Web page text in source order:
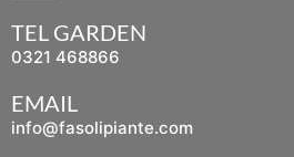
TEL GARDEN
0321 468866
EMAIL
info@fasolipiante.com